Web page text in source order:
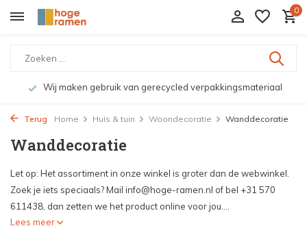
0
Bekijk de producten live in onze winkel in
Terug Home Huis & tuin Woondecoratie Wanddecoratie
Wanddecoratie
Let op: Het assortiment in onze winkel is groter dan de webwinkel.
Zoek je iets speciaals? Mail info@hoge-ramen.nl of bel +31 570
611438, dan zetten we het product online voor jou....
Lees meer